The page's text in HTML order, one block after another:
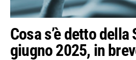
Cosa s’è detto della
giugno 2025, in